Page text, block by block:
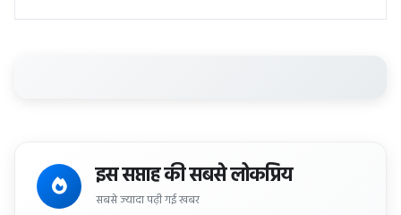
इस सप्ताह की सबसे लोकप्रिय
सबसे ज्यादा पढ़ी गई खबर